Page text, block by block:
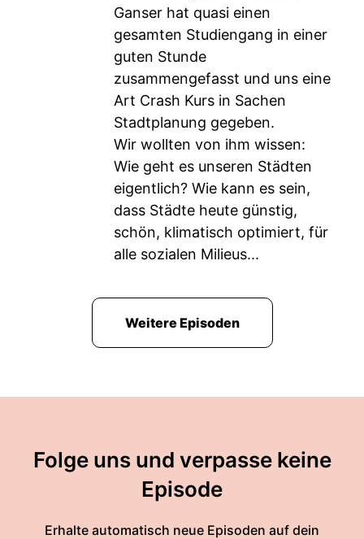
Ganser hat quasi einen
gesamten Studiengang in einer
guten Stunde
zusammengefasst und uns eine
Art Crash Kurs in Sachen
Stadtplanung gegeben.
Wir wollten von ihm wissen:
Wie geht es unseren Städten
eigentlich? Wie kann es sein,
dass Städte heute günstig,
schön, klimatisch optimiert, für
alle sozialen Milieus...
Weitere Episoden
Folge uns und verpasse keine
Episode
Erhalte automatisch neue Episoden auf dein